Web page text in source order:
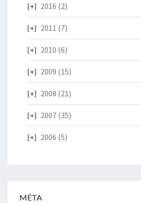
2016 (2)
2011 (7)
2010 (6)
2009 (15)
2008 (21)
2007 (35)
2006 (5)
MÉTA